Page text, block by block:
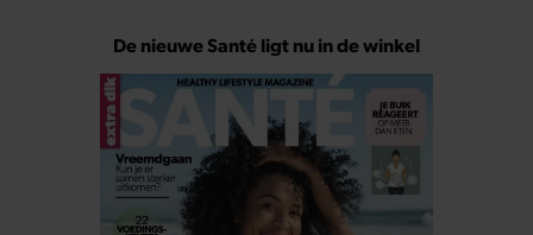
De nieuwe Santé ligt nu in de winkel